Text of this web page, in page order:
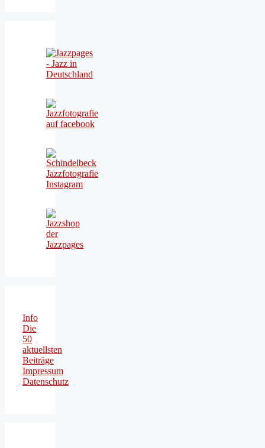
Info
Die
50
aktuellsten
Beiträge
Impressum
Datenschutz